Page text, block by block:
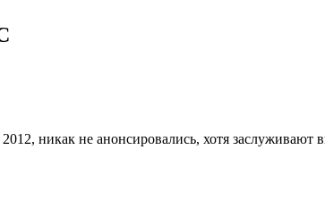
никак не анонсировались, хотя заслуживают